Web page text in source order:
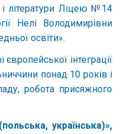
і літератури Ліцею №14
Нелі Володимирівни
освіти».
інтеграції
понад 10 років і
робота присяжного
українська)»,